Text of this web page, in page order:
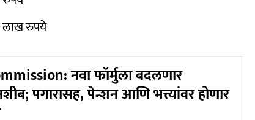
लाख रुपये
नवा फॉर्मुला बदलणार
पगारासह, पेन्शन आणि भत्त्यांवर होणार